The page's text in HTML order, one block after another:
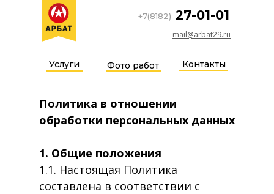
Услуги Фото работ Контакты
mail@arbat29.ru
27-01-01
+7(8182)
Политика в отношении
обработки персональных данных
1. Общие положения
1.1. Настоящая Политика
составлена в соответствии с